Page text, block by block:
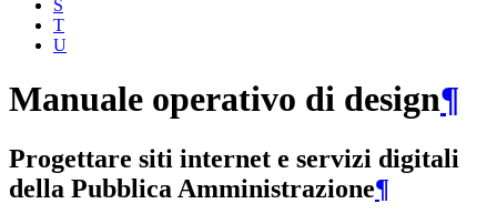
S
T
U
Manuale operativo di design¶
Progettare siti internet e servizi digitali
della Pubblica Amministrazione¶